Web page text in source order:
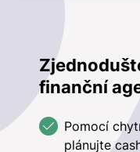
finanční
Pomocí
plánujte